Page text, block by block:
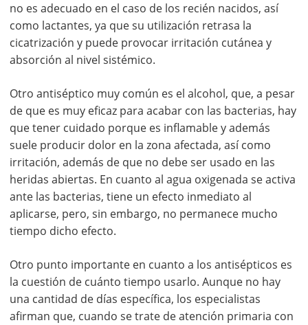
no es adecuado en el caso de los recién nacidos, así
como lactantes, ya que su utilización retrasa la
cicatrización y puede provocar irritación cutánea y
absorción al nivel sistémico.
Otro antiséptico muy común es el alcohol, que, a pesar
de que es muy eficaz para acabar con las bacterias, hay
que tener cuidado porque es inflamable y además
suele producir dolor en la zona afectada, así como
irritación, además de que no debe ser usado en las
heridas abiertas. En cuanto al agua oxigenada se activa
ante las bacterias, tiene un efecto inmediato al
aplicarse, pero, sin embargo, no permanece mucho
tiempo dicho efecto.
Otro punto importante en cuanto a los antisépticos es
la cuestión de cuánto tiempo usarlo. Aunque no hay
una cantidad de días específica, los especialistas
afirman que, cuando se trate de atención primaria con